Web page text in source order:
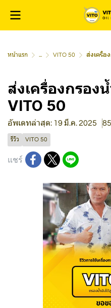
หน้าแรก ... VITO 50 ส่งเครื่อ
ส่งเครื่องกรอง
VITO 50
อัพเดทล่าสุด: 19 มี.ค. 2025
รีวิว VITO 50
แชร์